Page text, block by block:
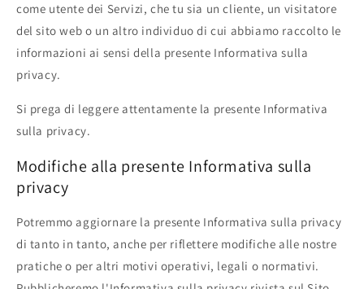
come utente dei Servizi, che tu sia un cliente, un visitatore
del sito web o un altro individuo di cui abbiamo raccolto le
informazioni ai sensi della presente Informativa sulla
privacy.
Si prega di leggere attentamente la presente Informativa
sulla privacy.
Modifiche alla presente Informativa sulla
privacy
Potremmo aggiornare la presente Informativa sulla privacy
di tanto in tanto, anche per riflettere modifiche alle nostre
pratiche o per altri motivi operativi, legali o normativi.